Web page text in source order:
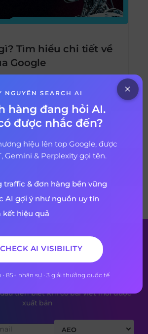
185 days ago
Tìm hiểu chi tiết về
Google
giúp người dùng làm việc đạt
Vậy Gemini là gì? Những
của mô hình AI này là gì?
khám phá ngay cách sử dụng
một cách hiệu quả […]
VỀ BÀI VIẾT
nhận bản tin của
chúng tôi
tiên biết khi có bài viết mới được
xuất bản
AEO
NGUYÊN SEARCH AI
hàng đang hỏi AI.
được nhắc đến?
hiệu lên top Google, được
Gemini & Perplexity gọi tên.
traffic & đơn hàng bền vững
AI gợi ý như nguồn uy tín
kết hiệu quả
CHECK AI VISIBILITY
· 85+ nhân sự · 3 giải thưởng quốc tế